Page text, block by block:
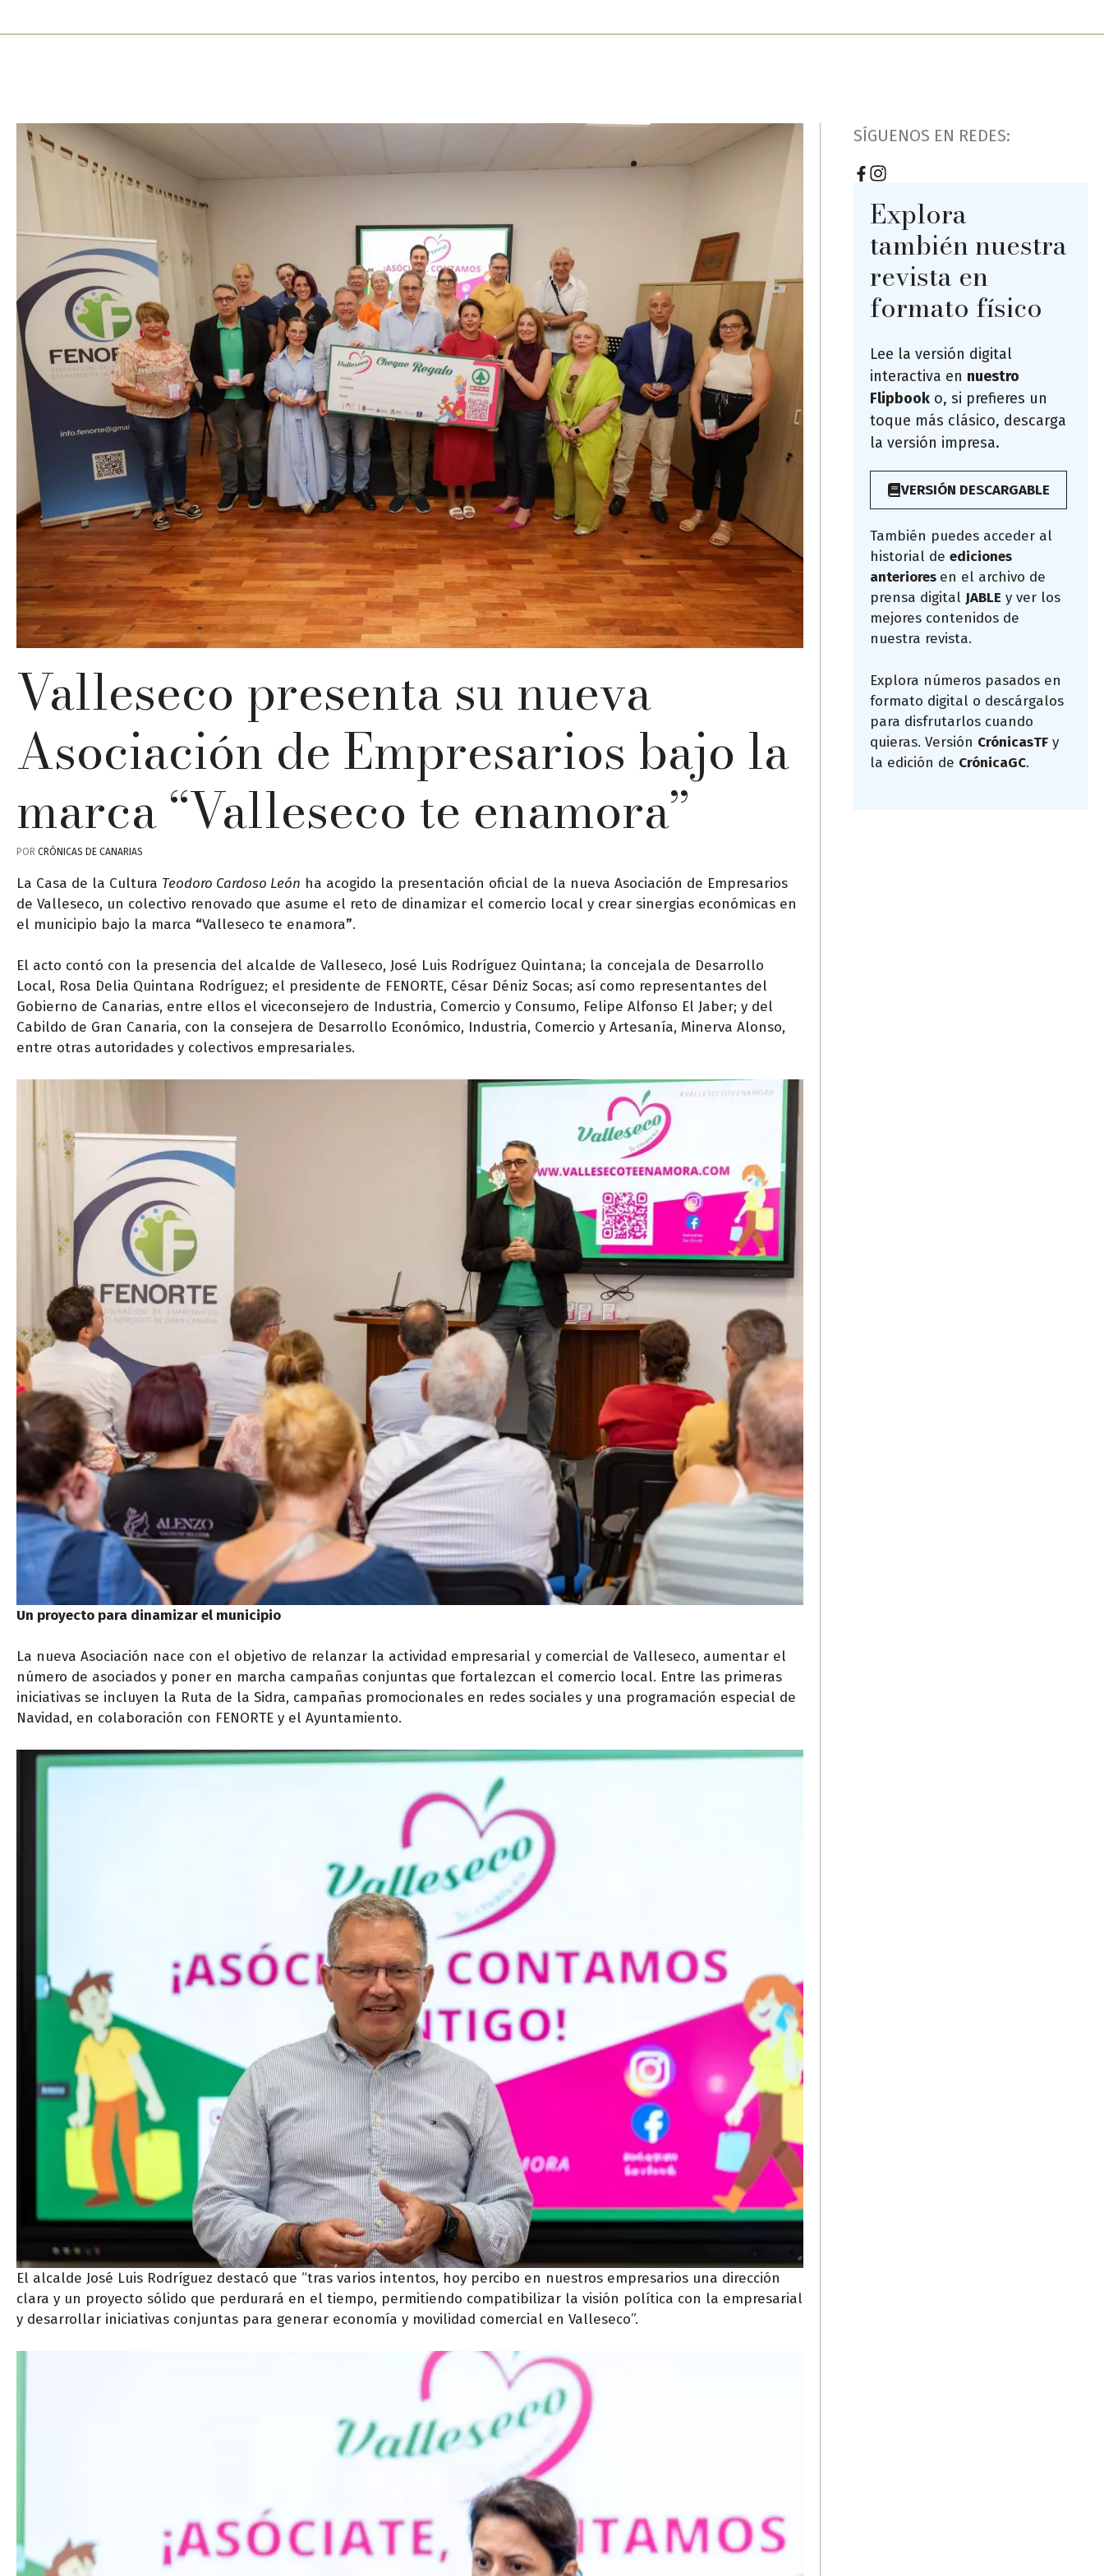
Valleseco presenta su nueva
Asociación de Empresarios bajo la
marca “Valleseco te enamora”
POR CRÓNICAS DE CANARIAS
La Casa de la Cultura Teodoro Cardoso León ha acogido la presentación oficial de la nueva Asociación de Empresarios
de Valleseco, un colectivo renovado que asume el reto de dinamizar el comercio local y crear sinergias económicas en
el municipio bajo la marca “Valleseco te enamora”.
El acto contó con la presencia del alcalde de Valleseco, José Luis Rodríguez Quintana; la concejala de Desarrollo
Local, Rosa Delia Quintana Rodríguez; el presidente de FENORTE, César Déniz Socas; así como representantes del
Gobierno de Canarias, entre ellos el viceconsejero de Industria, Comercio y Consumo, Felipe Alfonso El Jaber; y del
Cabildo de Gran Canaria, con la consejera de Desarrollo Económico, Industria, Comercio y Artesanía, Minerva Alonso,
entre otras autoridades y colectivos empresariales.
Un proyecto para dinamizar el municipio
La nueva Asociación nace con el objetivo de relanzar la actividad empresarial y comercial de Valleseco, aumentar el
número de asociados y poner en marcha campañas conjuntas que fortalezcan el comercio local. Entre las primeras
iniciativas se incluyen la Ruta de la Sidra, campañas promocionales en redes sociales y una programación especial de
Navidad, en colaboración con FENORTE y el Ayuntamiento.
El alcalde José Luis Rodríguez destacó que “tras varios intentos, hoy percibo en nuestros empresarios una dirección
clara y un proyecto sólido que perdurará en el tiempo, permitiendo compatibilizar la visión política con la empresarial
y desarrollar iniciativas conjuntas para generar economía y movilidad comercial en Valleseco”.
SÍGUENOS EN REDES:
Explora
también nuestra
revista en
formato físico
Lee la versión digital
interactiva en nuestro
Flipbook o, si prefieres un
toque más clásico, descarga
la versión impresa.
VERSIÓN DESCARGABLE
También puedes acceder al
historial de ediciones
anteriores en el archivo de
prensa digital JABLE y ver los
mejores contenidos de
nuestra revista.
Explora números pasados en
formato digital o descárgalos
para disfrutarlos cuando
quieras. Versión CrónicasTF y
la edición de CrónicaGC.